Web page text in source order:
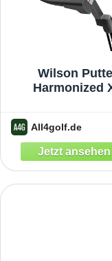
Wilson
Harmonized
All4golf.de